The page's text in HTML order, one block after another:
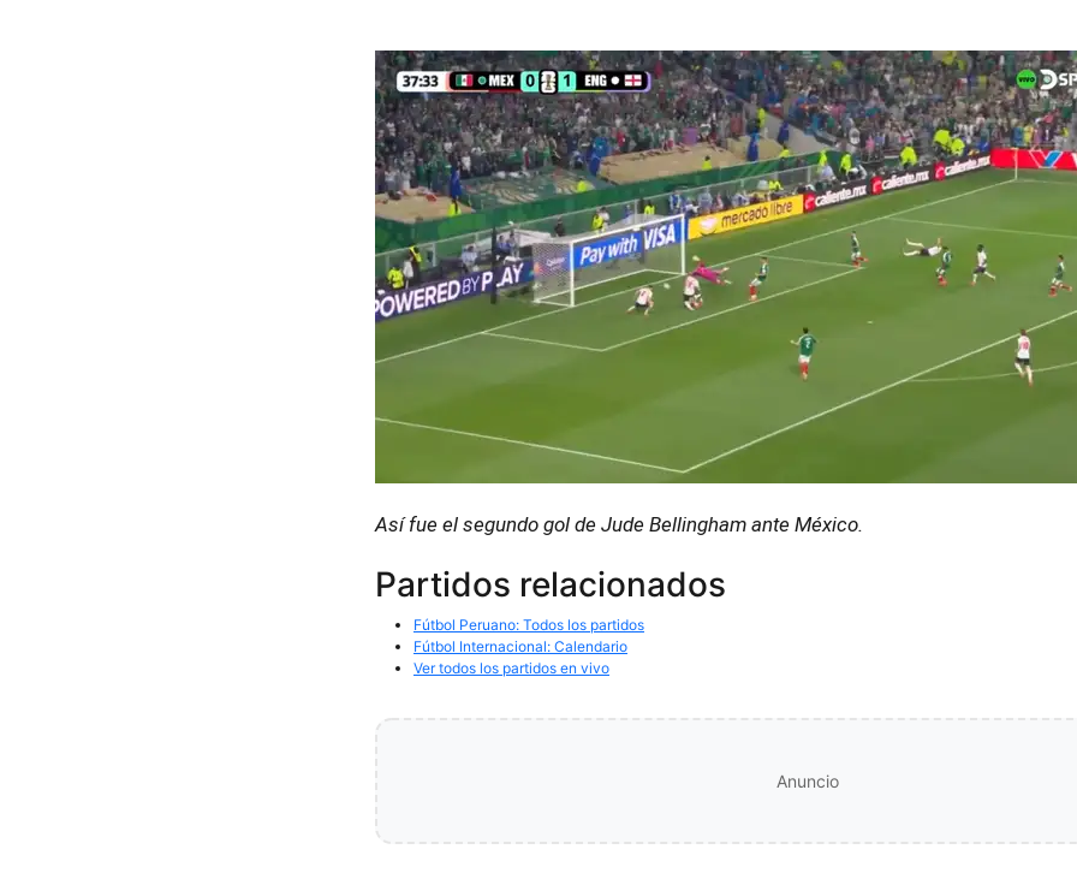
Así fue el segundo gol de Jude Bellingham ante México.
Partidos relacionados
Fútbol Peruano: Todos los partidos
Fútbol Internacional: Calendario
Ver todos los partidos en vivo
Anuncio